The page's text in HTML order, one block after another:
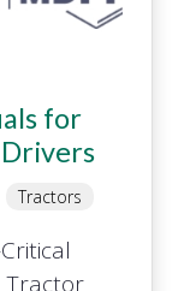
for
Tractors
Tractor